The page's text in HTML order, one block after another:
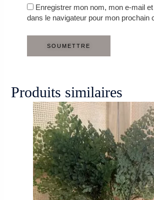
Enregistrer mon nom, mon e-mail
dans le navigateur pour mon prochain
Produits similaires